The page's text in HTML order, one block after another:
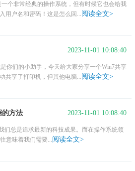
个非常经典的操作系统，但有时候它也会给我
用户名和密码！这是怎么回...阅读全文>
2023-11-01 10:08:40
你们的小助手，今天给大家分享一个Win7共享
共享了打印机，但其他电脑...阅读全文>
2023-11-01 10:08:40
的方法
们总是追求最新的科技成果。而在操作系统领
意味着我们需要...阅读全文>